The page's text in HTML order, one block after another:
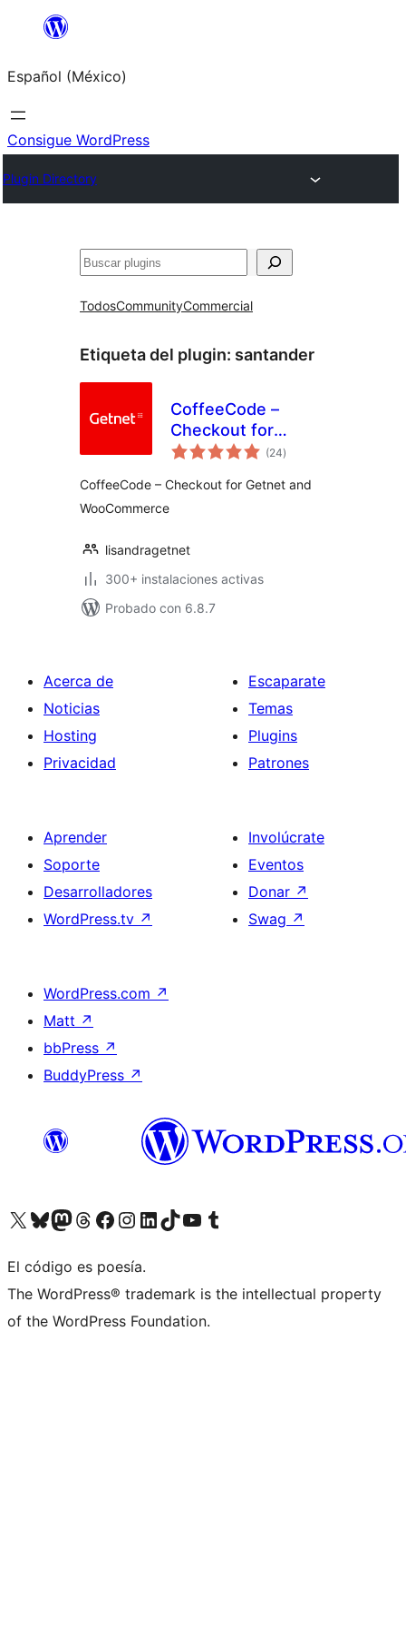
Saltar
contenido
Español (México)
Consigue WordPress
Plugin Directory
Buscar
TodosCommunityCommercial
Etiqueta del plugin: santander
CoffeeCode –
Checkout for
Getnet and (24total
de
)
CoffeeCode – Checkout for Getnet and
WooCommerce
lisandragetnet
300+ instalaciones activas
Probado con 6.8.7
Acerca de
Noticias
Hosting
Privacidad
Escaparate
Temas
Plugins
Patrones
Aprender
Soporte
Desarrolladores
WordPress.tv ↗
Involúcrate
Eventos
Donar ↗
Swag ↗
WordPress.com ↗
Matt ↗
bbPress ↗
BuddyPress ↗
Visita nuestra cuenta de X (anteriormente Twitter)
Visita nuestra cuenta de Bluesky
Visita nuestra cuenta de Mastodon
Visita nuestra cuenta de Threads
Visita nuestra página de Facebook
Visita nuestra cuenta de Instagram
Visita nuestra cuenta de LinkedIn
Visita nuestra cuenta de TikTok
Visita nuestro canal de YouTube
Visita nuestra cuenta de Tumblr
El código es poesía.
The WordPress® trademark is the intellectual property
of the WordPress Foundation.